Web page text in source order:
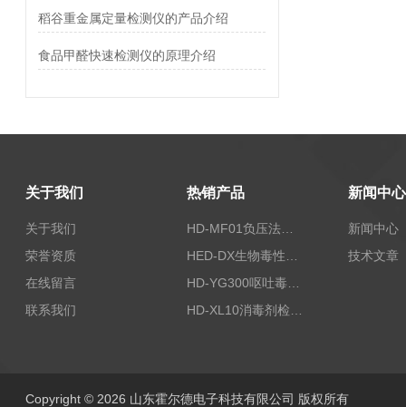
稻谷重金属定量检测仪的产品介绍
食品甲醛快速检测仪的原理介绍
关于我们
关于我们
荣誉资质
在线留言
联系我们
热销产品
HD-MF01负压法密封性测试仪
新闻中心
新闻中心
技术文章
Copyright © 2026 山东霍尔德电子科技有限公司 版权所有